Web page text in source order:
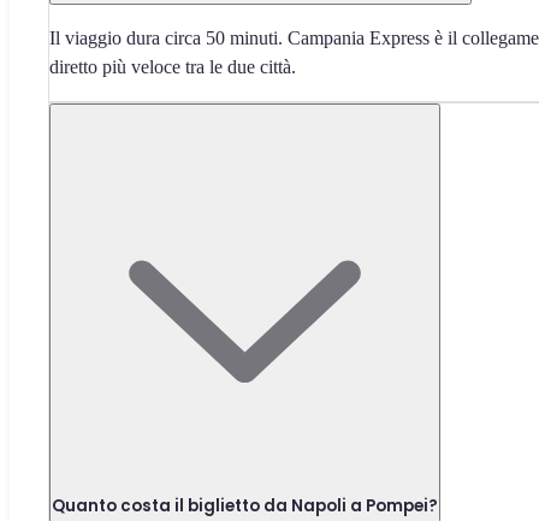
Il viaggio dura circa 50 minuti. Campania Express è il
diretto più veloce tra le due città.
Quanto costa il biglietto da Napoli a Pompei?